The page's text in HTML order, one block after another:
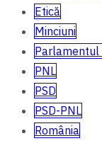
Etică
Minciuni
Parlamentul
PNL
PSD
PSD-PNL
România